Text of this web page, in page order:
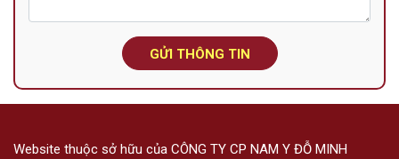
GỬI THÔNG TIN
Website thuộc sở hữu của CÔNG TY CP NAM Y ĐỖ MINH